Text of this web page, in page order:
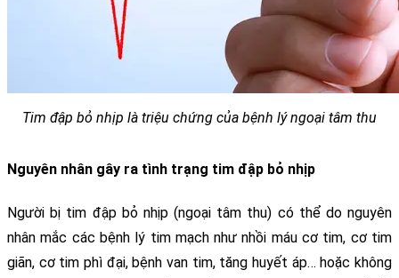
Tim đập bỏ nhịp là triệu chứng của bệnh lý ngoại tâm thu
Nguyên nhân gây ra tình trạng tim đập bỏ nhịp
Người bị tim đập bỏ nhịp (ngoại tâm thu) có thể do nguyên
nhân mắc các bệnh lý tim mạch như nhồi máu cơ tim, cơ tim
giãn, cơ tim phì đại, bệnh van tim, tăng huyết áp… hoặc không